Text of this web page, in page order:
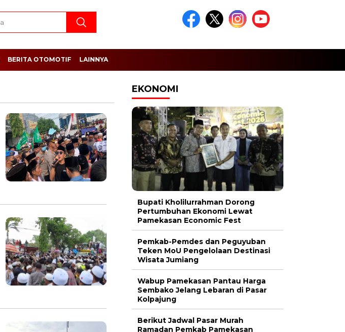
BERITA OTOMOTIF LAINNYA
EKONOMI
Bupati Kholilurrahman Dorong
Pertumbuhan Ekonomi Lewat
Pamekasan Economic Fest
Pemkab-Pemdes dan Peguyuban
Teken MoU Pengelolaan Destinasi
Wisata Jumiang
Wabup Pamekasan Pantau Harga
Sembako Jelang Lebaran di Pasar
Kolpajung
Berikut Jadwal Pasar Murah
Ramadan Pemkab Pamekasan